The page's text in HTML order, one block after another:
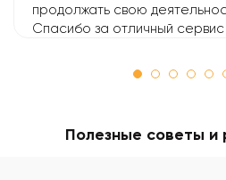
продолжать свою
Спасибо за отличный
Полезные советы и